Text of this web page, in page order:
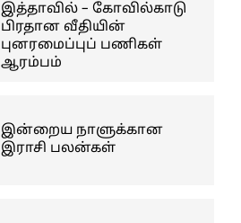
இத்தாவில் – கோவில்காடு
பிரதான வீதியின்
புனரமைப்புப் பணிகள்
ஆரம்பம்
இன்றைய நாளுக்கான
இராசி பலன்கள்